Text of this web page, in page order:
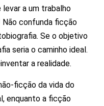
levar a um trabalho
Não confunda ficção
Se o objetivo
seria o caminho ideal.
a realidade.
ficção da vida do
enquanto a ficção